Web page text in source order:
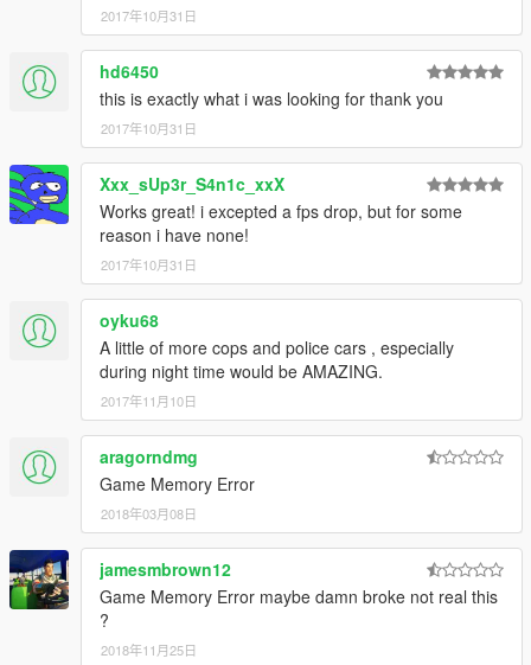
2017年10月31日
hd6450
this is exactly what i was looking for thank you
2017年10月31日
Xxx_sUp3r_S4n1c_xxX
Works great! i excepted a fps drop, but for some
reason i have none!
2017年10月31日
oyku68
A little of more cops and police cars , especially
during night time would be AMAZING.
2017年11月10日
aragorndmg
Game Memory Error
2018年03月08日
jamesmbrown12
Game Memory Error maybe damn broke not real this
?
2018年11月25日